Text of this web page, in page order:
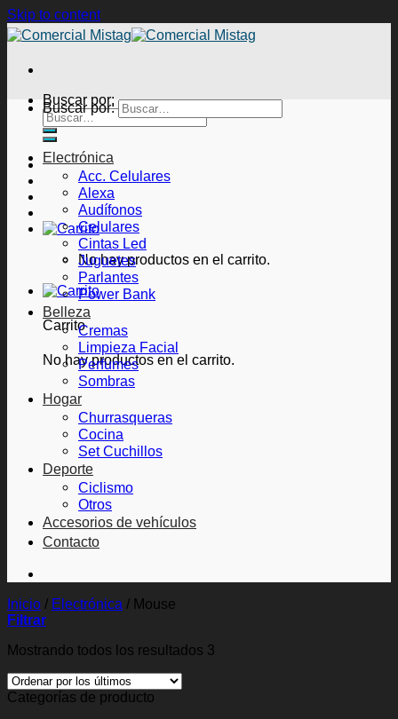
Skip to content
Buscar por:
No hay productos en el carrito.
Carrito
No hay productos en el carrito.
Buscar por:
Electrónica
Acc. Celulares
Alexa
Audífonos
Celulares
Cintas Led
Juguetes
Parlantes
Power Bank
Belleza
Cremas
Limpieza Facial
Perfumes
Sombras
Hogar
Churrasqueras
Cocina
Set Cuchillos
Deporte
Ciclismo
Otros
Accesorios de vehículos
Contacto
Inicio / Electrónica / Mouse
Filtrar
Mostrando todos los resultados 3
Categorías de producto